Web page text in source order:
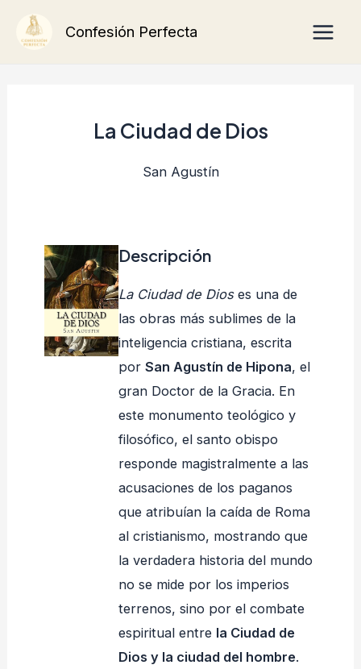
Confesión Perfecta
La Ciudad de Dios
San Agustín
Descripción
La Ciudad de Dioses una de
las obras más sublimes de la
inteligencia cristiana, escrita
porSan Agustín de Hipona, el
gran Doctor de la Gracia. En
este monumento teológico y
filosófico, el santo obispo
responde magistralmente a las
acusaciones de los paganos
que atribuían la caída de Roma
al cristianismo, mostrando que
la verdadera historia del mundo
no se mide por los imperios
terrenos, sino por el combate
espiritual entre la Ciudad de
Dios y la ciudad del hombre.